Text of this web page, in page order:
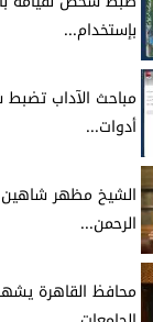
بإستخدام...
مباحث الآداب تضبط
أدوات...
الشيخ مظهر
الرحمن...
محافظ القاهرة